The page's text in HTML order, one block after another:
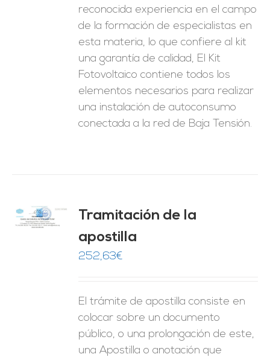
reconocida experiencia en el campo
de la formación de especialistas en
esta materia, lo que confiere al kit
una garantía de calidad, El Kit
Fotovoltaico contiene todos los
elementos necesarios para realizar
una instalación de autoconsumo
conectada a la red de Baja Tensión.
Tramitación de la
apostilla
252,63€
El trámite de apostilla consiste en
colocar sobre un documento
público, o una prolongación de este,
una Apostilla o anotación que